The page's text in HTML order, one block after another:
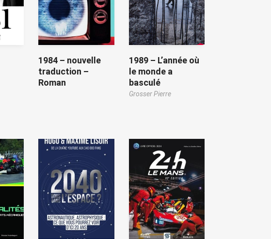
1984 – nouvelle
traduction –
Roman
1989 – L’année où
le monde a
basculé
Grosser Pierre